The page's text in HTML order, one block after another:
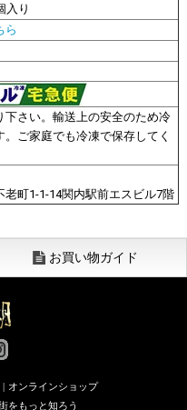
入り
ら
下さい。輸送上の安全のため冷
ご家庭でも冷凍で保存してく
老町1-1-14関内駅前エスビル7階
お買い物ガイド
| オンラインショップ
をもっと知ろう